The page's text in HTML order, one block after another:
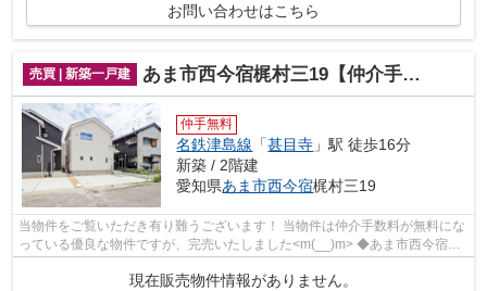
お問い合わせはこちら
売買 | 新築一戸建 あま市西今宿梶村三19【仲介手数料無料】新築一戸建て
仲手無料
名鉄津島線 「甚目寺 」駅 徒歩16分
新築 / 2階建
愛知県あま市西今宿梶村三19
当物件をご覧いただき有り難うございます！ 当物件は仲介手数料が無料にな
っている優良な物件ですが、完売いたしました<m(__)m> ◆あま市西今宿梶
現在販売物件情報がありません。